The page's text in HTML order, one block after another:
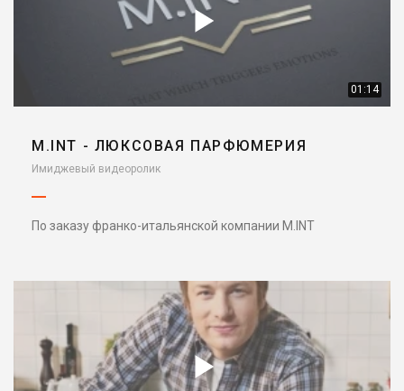
01:14
M.INT - ЛЮКСОВАЯ ПАРФЮМЕРИЯ
Имиджевый видеоролик
По заказу франко-итальянской компании M.INT